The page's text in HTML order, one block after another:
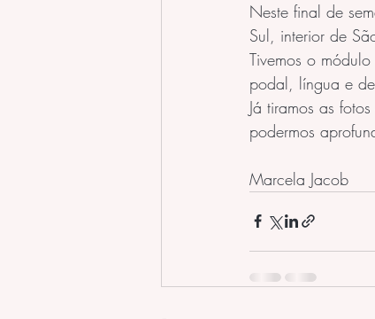
Neste final de
Sul, interior de
Tivemos o
podal, língua e
Já tiramos as
podermos
Marcela Jacob